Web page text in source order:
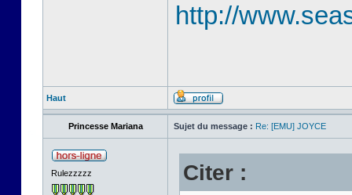
http://
Haut
Princesse Mariana Sujet du message : Re: [EMU] JOYCE
Rulezzzzz Citer :